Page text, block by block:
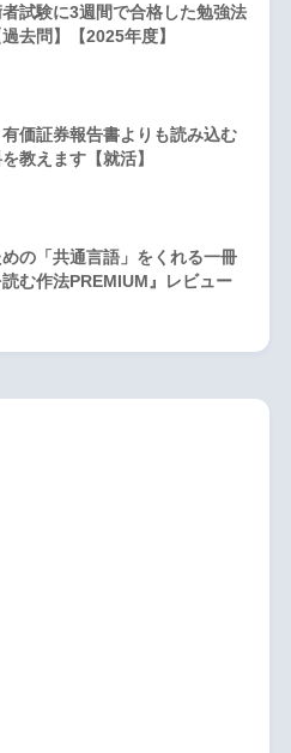
試験に3週間で合格した勉強法
過去問】【2025年度】
有価証券報告書よりも読み込む
教えます【就活】
の「共通言語」をくれる一冊
読む作法PREMIUM』レビュー